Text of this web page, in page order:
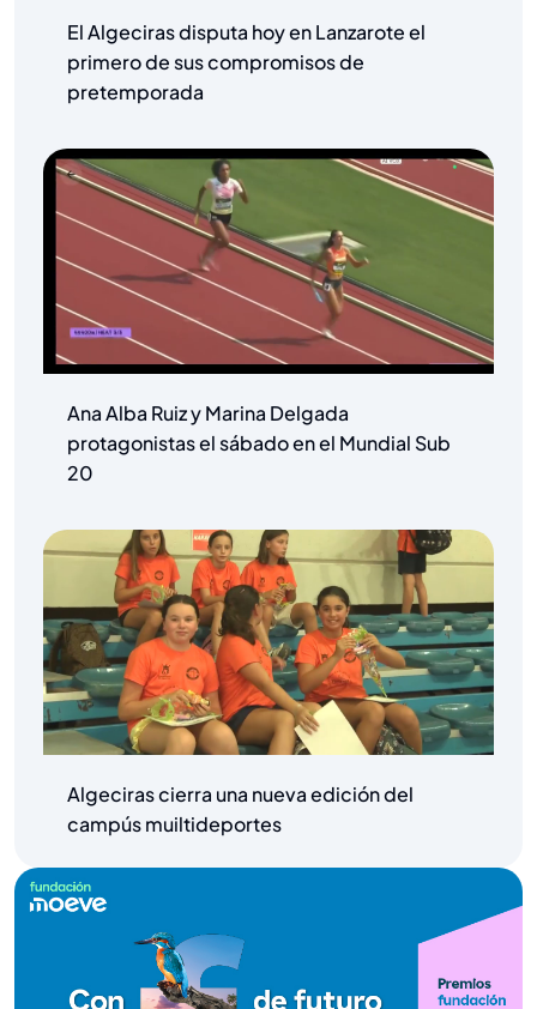
El Algeciras disputa hoy en Lanzarote el
primero de sus compromisos de
pretemporada
Ana Alba Ruiz y Marina Delgada
protagonistas el sábado en el Mundial Sub
20
Algeciras cierra una nueva edición del
campús muiltideportes